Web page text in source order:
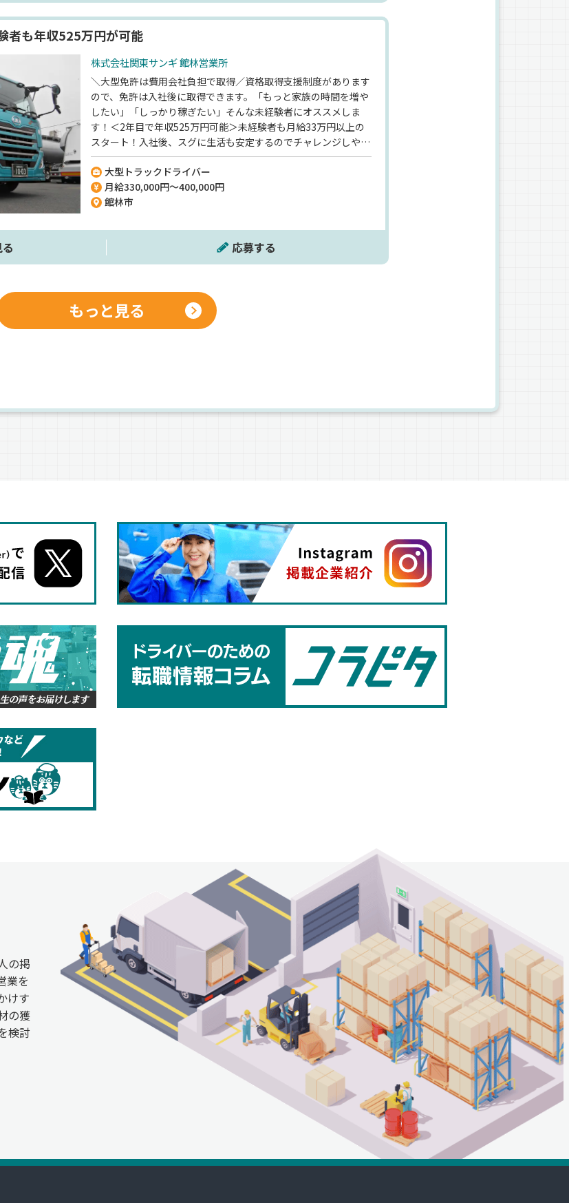
者も年収525万円が可能
株式会社関東サンギ 館林営業所
＼大型免許は費用会社負担で取得／資格取得支援制度があります
ので、免許は入社後に取得できます。「もっと家族の時間を増や
したい」「しっかり稼ぎたい」そんな未経験者にオススメしま
す！＜2年目で年収525万円可能＞未経験者も月給33万円以上の
スタート！入社後、スグに生活も安定するのでチャレンジしやす
い環境です。【基本的に長距離なし】お任せするのはセメントや
石灰などを圧送車という特殊なトラックに乗って現場まで配送す
るお仕事。入社後に充実した研修があるので、安心して始められ
ますよ。
大型トラックドライバー
月給330,000円～400,000円
館林市
応募する
もっと見る
の掲
業を
けす
の獲
検討